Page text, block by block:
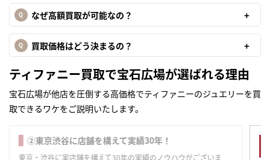
なぜ高額買取が可能なの？
買取価格はどう決まるの？
ティファニー買取で宝石広場が選ばれる理由
宝石広場が他店を圧倒する高価格でティファニーのジュエリーを買
取できるワケをご説明いたします。
③様々な査定方法をご用意！豊富な選択肢の中からお
好きな方法をお選びいただけます。